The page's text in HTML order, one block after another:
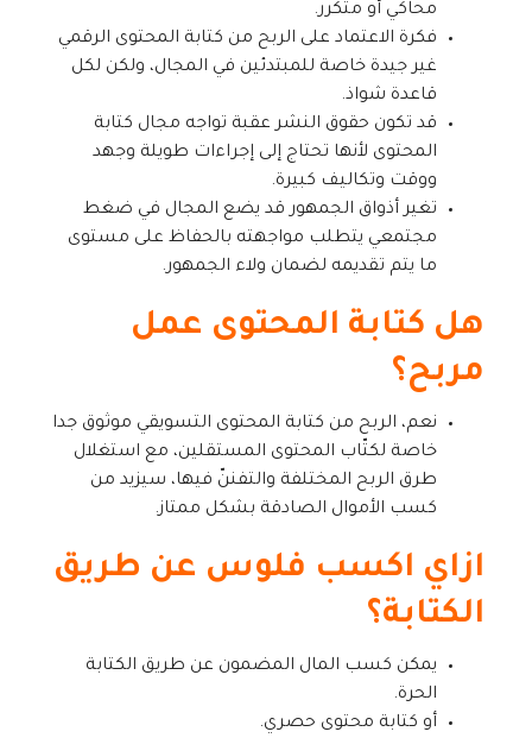
محاكي أو متكرر.
فكرة الاعتماد على الربح من كتابة المحتوى الرقمي
غير جيدة خاصة للمبتدئين في المجال، ولكن لكل
قاعدة شواذ.
قد تكون حقوق النشر عقبة تواجه مجال كتابة
المحتوى لأنها تحتاج إلى إجراءات طويلة وجهد
ووقت وتكاليف كبيرة.
تغير أذواق الجمهور قد يضع المجال في ضغط
مجتمعي يتطلب مواجهته بالحفاظ على مستوى
ما يتم تقديمه لضمان ولاء الجمهور.
هل كتابة المحتوى عمل
مربح؟
نعم، الربح من كتابة المحتوى التسويقي موثوق جدا
خاصة لكتّاب المحتوى المستقلين، مع استغلال
طرق الربح المختلفة والتفننّ فيها، سيزيد من
كسب الأموال الصادقة بشكل ممتاز.
ازاي اكسب فلوس عن طريق
الكتابة؟
يمكن كسب المال المضمون عن طريق الكتابة
الحرة.
أو كتابة محتوى حصري.